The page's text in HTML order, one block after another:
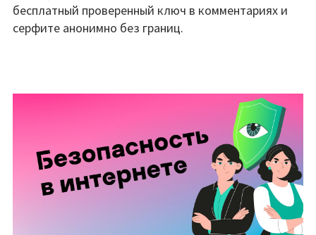
рабочий
ключ
Обзор
возможностей
и
бесплатный
доступ
бесплатный проверенный ключ в комментариях и
серфите анонимно без границ.